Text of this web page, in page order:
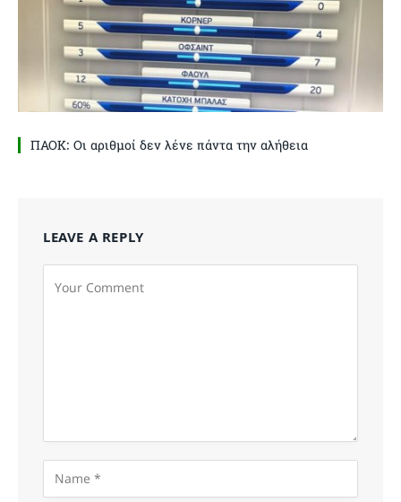
ΠΑΟΚ: Οι αριθμοί δεν λένε πάντα την αλήθεια
LEAVE A REPLY